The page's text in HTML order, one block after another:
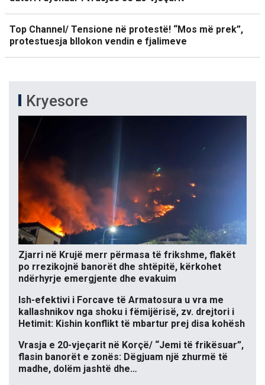
Top Channel/ Tensione në protestë! “Mos më prek”,
protestuesja bllokon vendin e fjalimeve
Kryesore
Zjarri në Krujë merr përmasa të frikshme, flakët
po rrezikojnë banorët dhe shtëpitë, kërkohet
ndërhyrje emergjente dhe evakuim
Ish-efektivi i Forcave të Armatosura u vra me
kallashnikov nga shoku i fëmijërisë, zv. drejtori i
Hetimit: Kishin konflikt të mbartur prej disa kohësh
Vrasja e 20-vjeçarit në Korçë/ “Jemi të frikësuar”,
flasin banorët e zonës: Dëgjuam një zhurmë të
madhe, dolëm jashtë dhe…